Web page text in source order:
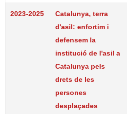
2023-2025
Catalunya, terra
d'asil: enfortim i
defensem la
institució de l'asil a
Catalunya pels
drets de les
persones
desplaçades